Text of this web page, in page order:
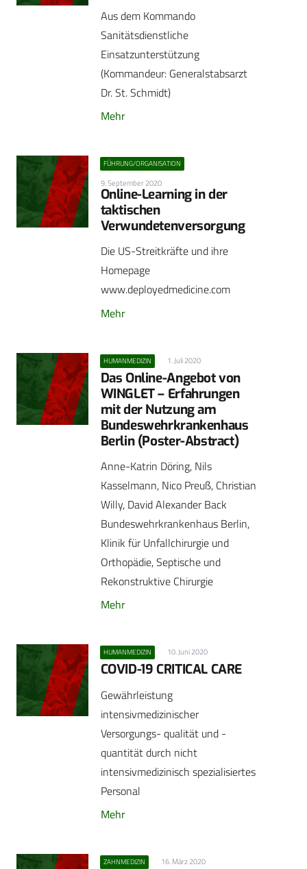
Aus dem Kommando
Sanitätsdienstliche
Einsatzunterstützung
(Kommandeur: Generalstabsarzt
Dr. St. Schmidt)
Mehr
FÜHRUNG/ORGANISATION
9. September 2020
Online-Learning in der
taktischen
Verwundetenversorgung
Die US-Streitkräfte und ihre
Homepage
www.deployedmedicine.com
Mehr
HUMANMEDIZIN 1. Juli 2020
Das Online-Angebot von
WINGLET – Erfahrungen
mit der Nutzung am
Bundeswehrkrankenhaus
Berlin (Poster-Abstract)
Anne-Katrin Döring, Nils
Kasselmann, Nico Preuß, Christian
Willy, David Alexander Back
Bundeswehrkrankenhaus Berlin,
Klinik für Unfallchirurgie und
Orthopädie, Septische und
Rekonstruktive Chirurgie
Mehr
HUMANMEDIZIN 10. Juni 2020
COVID-19 CRITICAL CARE
Gewährleistung
intensivmedizinischer
Versorgungs- qualität und -
quantität durch nicht
intensivmedizinisch spezialisiertes
Personal
Mehr
ZAHNMEDIZIN 16. März 2020